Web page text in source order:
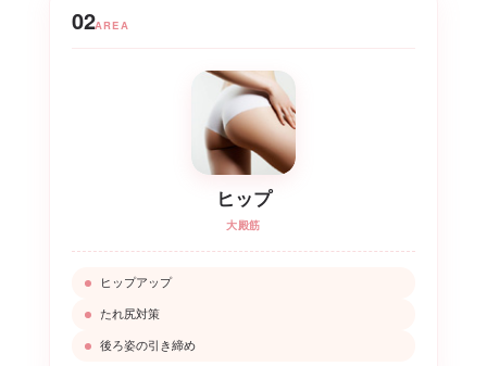
02AREA
ヒップ
大殿筋
ヒップアップ
たれ尻対策
後ろ姿の引き締め